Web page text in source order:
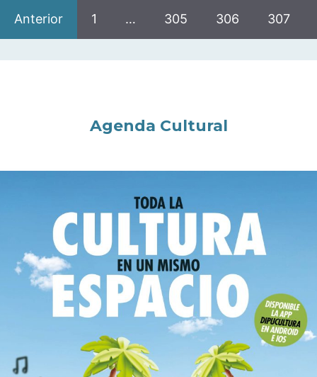
Anterior 1 … 305 306 307
Agenda Cultural